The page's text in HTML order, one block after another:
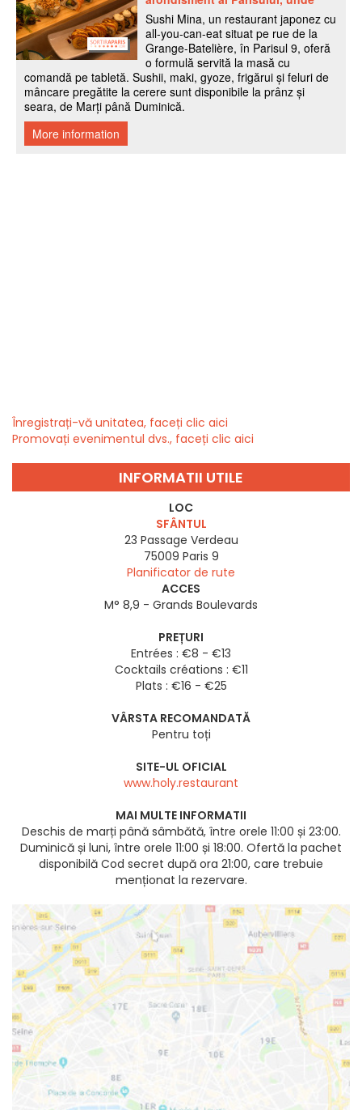
Înregistrați-vă unitatea, faceți clic aici
Promovați evenimentul dvs., faceți clic aici
INFORMATII UTILE
LOC
SFÂNTUL
23 Passage Verdeau
75009 Paris 9
Planificator de rute
ACCES
M° 8,9 - Grands Boulevards
PREȚURI
Entrées : €8 - €13
Cocktails créations : €11
Plats : €16 - €25
VÂRSTA RECOMANDATĂ
Pentru toți
SITE-UL OFICIAL
www.holy.restaurant
MAI MULTE INFORMATII
Deschis de marți până sâmbătă, între orele 11:00 și 23:00.
Duminică și luni, între orele 11:00 și 18:00. Ofertă la pachet
disponibilă Cod secret după ora 21:00, care trebuie
menționat la rezervare.